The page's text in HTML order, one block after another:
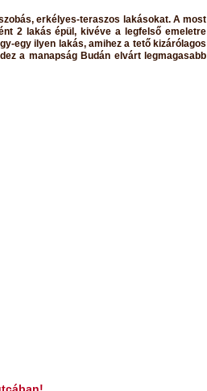
erkélyes-teraszos lakásokat. A most
2 lakás épül, kivéve a legfelső emeletre
egy ilyen lakás, amihez a tető kizárólagos
a manapság Budán elvárt legmagasabb